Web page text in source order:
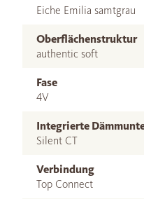
Eiche Emilia samtgrau
Oberflächenstruktur
authentic soft
Fase
4V
Integrierte
Silent CT
Verbindung
Top Connect